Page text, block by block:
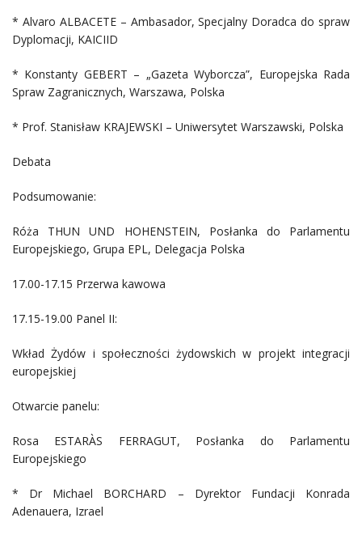
* Alvaro ALBACETE – Ambasador, Specjalny Doradca do spraw
Dyplomacji, KAICIID
* Konstanty GEBERT – „Gazeta Wyborcza”, Europejska Rada
Spraw Zagranicznych, Warszawa, Polska
* Prof. Stanisław KRAJEWSKI – Uniwersytet Warszawski, Polska
Debata
Podsumowanie:
Róża THUN UND HOHENSTEIN, Posłanka do Parlamentu
Europejskiego, Grupa EPL, Delegacja Polska
17.00-17.15 Przerwa kawowa
17.15-19.00 Panel II:
Wkład Żydów i społeczności żydowskich w projekt integracji
europejskiej
Otwarcie panelu:
Rosa ESTARÀS FERRAGUT, Posłanka do Parlamentu
Europejskiego
* Dr Michael BORCHARD – Dyrektor Fundacji Konrada
Adenauera, Izrael